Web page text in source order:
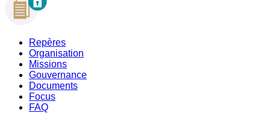
Repères
Organisation
Missions
Gouvernance
Documents
Focus
FAQ